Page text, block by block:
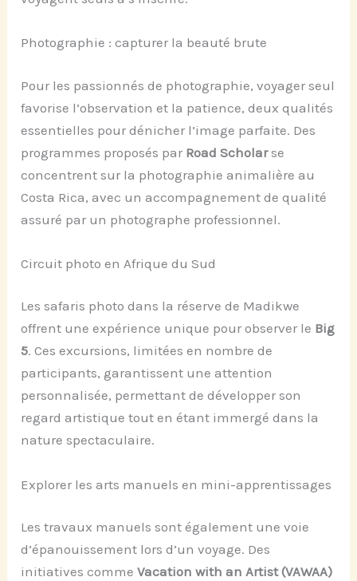
Photographie : capturer la beauté brute
Pour les passionnés de photographie, voyager seul
favorise l’observation et la patience, deux qualités
essentielles pour dénicher l’image parfaite. Des
programmes proposés par Road Scholarse
concentrent sur la photographie animalière au
Costa Rica, avec un accompagnement de qualité
assuré par un photographe professionnel.
Circuit photo en Afrique du Sud
Les safaris photo dans la réserve de Madikwe
offrent une expérience unique pour observer le Big
5. Ces excursions, limitées en nombre de
participants, garantissent une attention
personnalisée, permettant de développer son
regard artistique tout en étant immergé dans la
nature spectaculaire.
Explorer les arts manuels en mini-apprentissages
Les travaux manuels sont également une voie
d’épanouissement lors d’un voyage. Des
initiatives commeVacation with an Artist (VAWAA)